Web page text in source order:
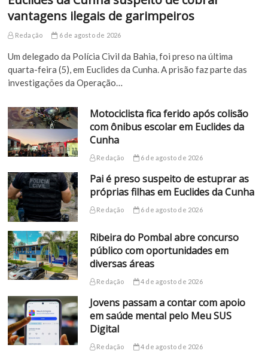
vantagens ilegais de garimpeiros
Redação 6 de agosto de 2026
Um delegado da Polícia Civil da Bahia, foi preso na última
quarta-feira (5), em Euclides da Cunha. A prisão faz parte das
investigações da Operação…
Motociclista fica ferido após colisão
com ônibus escolar em Euclides da
Cunha
Redação 6 de agosto de 2026
Pai é preso suspeito de estuprar as
próprias filhas em Euclides da Cunha
Redação 6 de agosto de 2026
Ribeira do Pombal abre concurso
público com oportunidades em
diversas áreas
Redação 4 de agosto de 2026
Jovens passam a contar com apoio
em saúde mental pelo Meu SUS
Digital
Redação 4 de agosto de 2026